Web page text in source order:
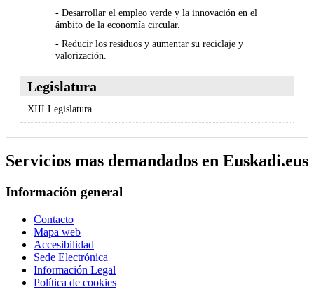
- Desarrollar el empleo verde y la innovación en el
ámbito de la economía circular.
- Reducir los residuos y aumentar su reciclaje y
valorización.
Legislatura
XIII Legislatura
Servicios mas demandados en Euskadi.eus
Información general
Contacto
Mapa web
Accesibilidad
Sede Electrónica
Información Legal
Política de cookies